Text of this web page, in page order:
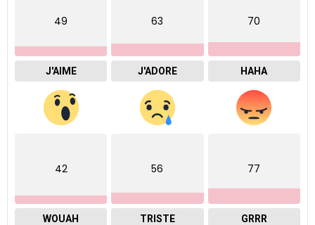
49
J'AIME
63
J'ADORE
70
HAHA
42
WOUAH
56
TRISTE
77
GRRR